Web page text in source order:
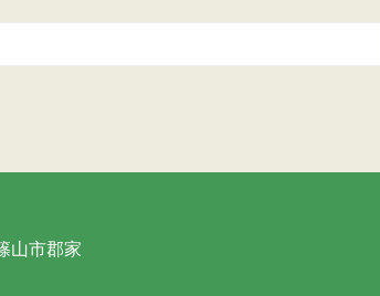
山市郡家